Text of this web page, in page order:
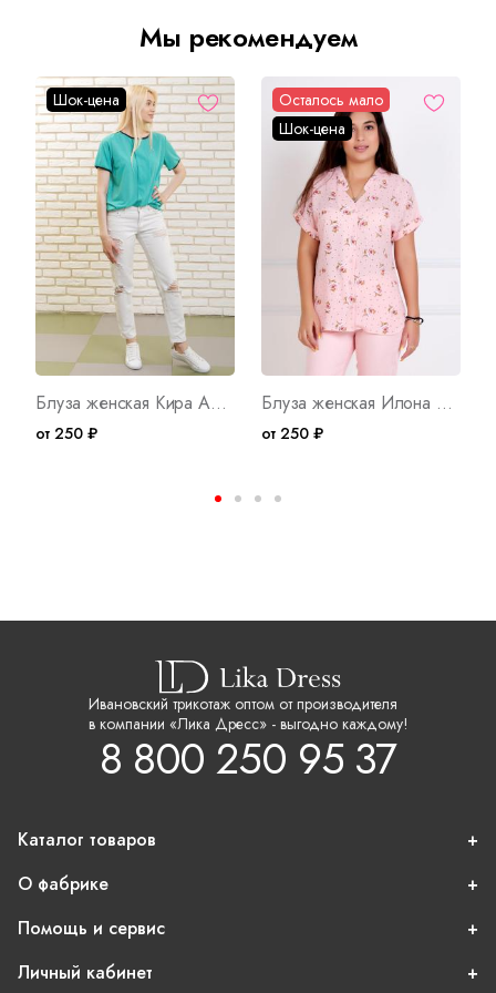
Мы рекомендуем
Шок-цена
Блуза женская Кира Арт. 2646
от 250 ₽
Осталось мало
Шок-цена
Блуза женская Илона Арт. 2372
от 250 ₽
Ивановский трикотаж оптом от производителя
в компании «Лика Дресс» - выгодно каждому!
8 800 250 95 37
Каталог товаров
О фабрике
Помощь и сервис
Личный кабинет